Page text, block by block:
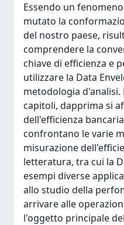
Essendo un
mutato la
del nostro paese,
comprendere la
chiave di efficienza e
utilizzare la Data
metodologia
capitoli, dapprima si
dell'efficienza
confrontano le varie
misurazione
letteratura, tra cui la
esempi diverse
allo studio della
arrivare alle
l'oggetto principale